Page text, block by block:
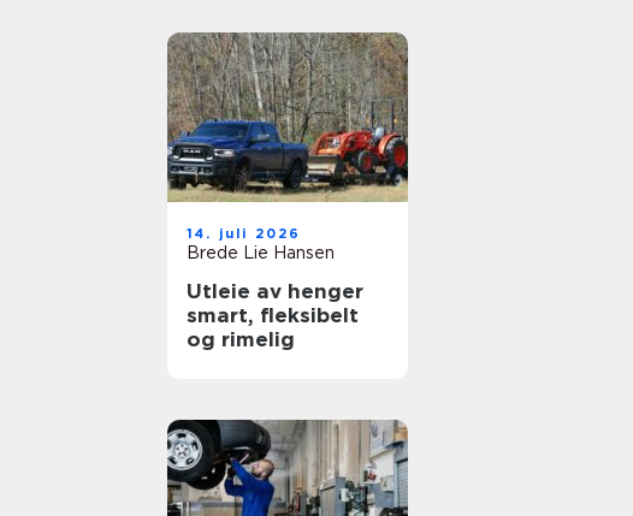
14. juli 2026
Brede Lie Hansen
Utleie av henger
smart, fleksibelt
og rimelig